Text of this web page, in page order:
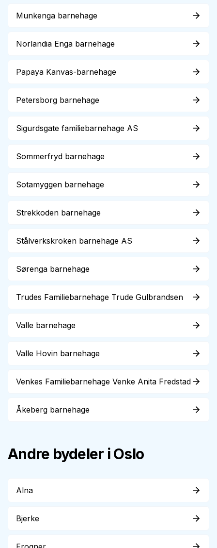
Munkenga barnehage
Norlandia Enga barnehage
Papaya Kanvas-barnehage
Petersborg barnehage
Sigurdsgate familiebarnehage AS
Sommerfryd barnehage
Sotamyggen barnehage
Strekkoden barnehage
Stålverkskroken barnehage AS
Sørenga barnehage
Trudes Familiebarnehage Trude Gulbrandsen
Valle barnehage
Valle Hovin barnehage
Venkes Familiebarnehage Venke Anita Fredstad
Åkeberg barnehage
Andre bydeler i Oslo
Alna
Bjerke